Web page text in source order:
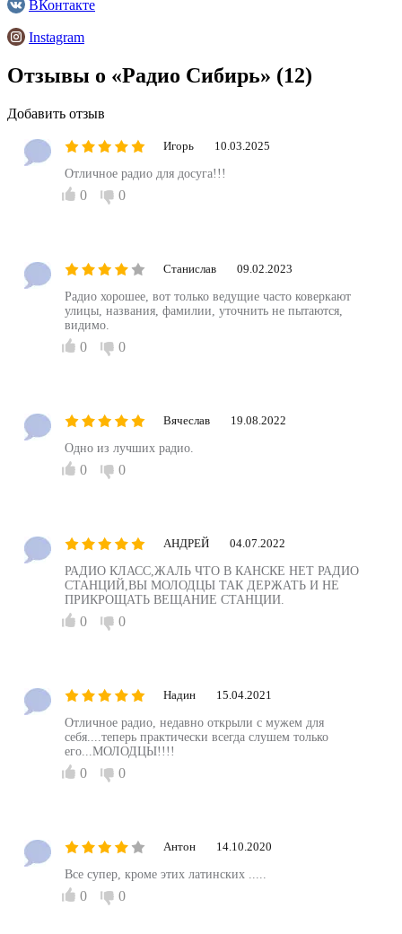
ВКонтакте
Instagram
Отзывы о «Радио Сибирь» (12)
Добавить отзыв
Игорь 10.03.2025
Отличное радио для досуга!!!
0 0
Станислав 09.02.2023
Радио хорошее, вот только ведущие часто коверкают
улицы, названия, фамилии, уточнить не пытаются,
видимо.
0 0
Вячеслав 19.08.2022
Одно из лучших радио.
0 0
АНДРЕЙ 04.07.2022
РАДИО КЛАСС,ЖАЛЬ ЧТО В КАНСКЕ НЕТ РАДИО
СТАНЦИЙ,ВЫ МОЛОДЦЫ ТАК ДЕРЖАТЬ И НЕ
ПРИКРОЩАТЬ ВЕЩАНИЕ СТАНЦИИ.
0 0
Надин 15.04.2021
Отличное радио, недавно открыли с мужем для
себя....теперь практически всегда слушем только
его...МОЛОДЦЫ!!!!
0 0
Антон 14.10.2020
Все супер, кроме этих латинских .....
0 0